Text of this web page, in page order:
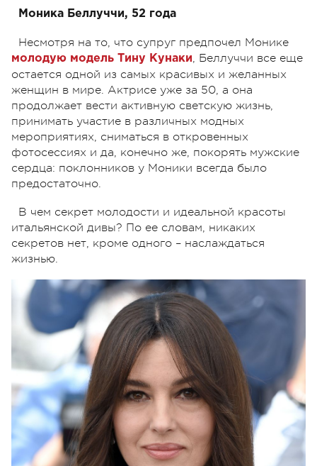
Моника Беллуччи, 52 года
Несмотря на то, что супруг предпочел Монике
молодую модель Тину Кунаки, Беллуччи все еще
остается одной из самых красивых и желанных
женщин в мире. Актрисе уже за 50, а она
продолжает вести активную светскую жизнь,
принимать участие в различных модных
мероприятиях, сниматься в откровенных
фотосессиях и да, конечно же, покорять мужские
сердца: поклонников у Моники всегда было
предостаточно.
В чем секрет молодости и идеальной красоты
итальянской дивы? По ее словам, никаких
секретов нет, кроме одного – наслаждаться
жизнью.